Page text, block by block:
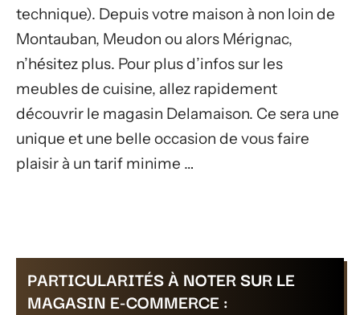
technique). Depuis votre maison à non loin de
Montauban, Meudon ou alors Mérignac,
n’hésitez plus. Pour plus d’infos sur les
meubles de cuisine, allez rapidement
découvrir le magasin Delamaison. Ce sera une
unique et une belle occasion de vous faire
plaisir à un tarif minime …
PARTICULARITÉS À NOTER SUR LE
MAGASIN E-COMMERCE :